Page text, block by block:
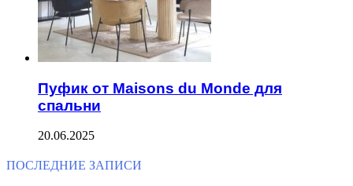
Пуфик от Maisons du Monde для
спальни
20.06.2025
ПОСЛЕДНИЕ ЗАПИСИ